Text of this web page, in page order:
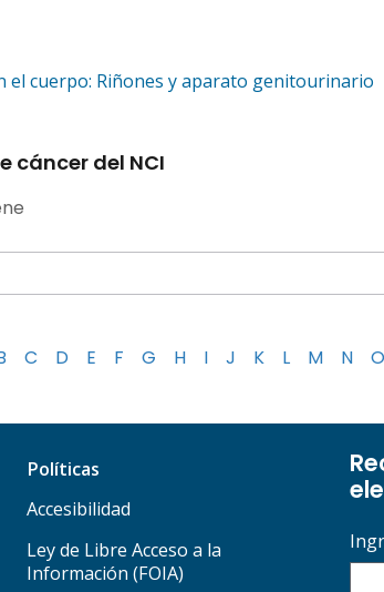
el cuerpo: Riñones y aparato genitourinario
cáncer del NCI
C D E F G H I J K L M N O
Políticas
Accesibilidad
Ley de Libre Acceso a la
Información (FOIA)